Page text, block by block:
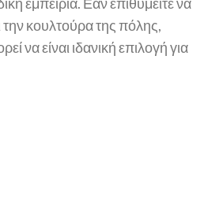
εμπειρία. Εάν επιθυμείτε να
την κουλτούρα της πόλης,
να είναι ιδανική επιλογή για